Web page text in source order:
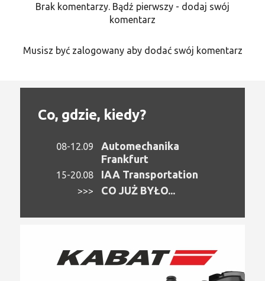
Brak komentarzy. Bądź pierwszy - dodaj swój
komentarz
Musisz być zalogowany aby dodać swój komentarz
Co, gdzie, kiedy?
08-12.09
Automechanika
Frankfurt
15-20.08 IAA Transportation
>>> CO JUŻ BYŁO...